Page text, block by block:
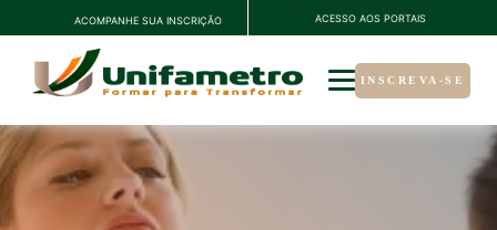
ACOMPANHE SUA INSCRIÇÃO ACESSO AOS PORTAIS
INSCREVA-SE